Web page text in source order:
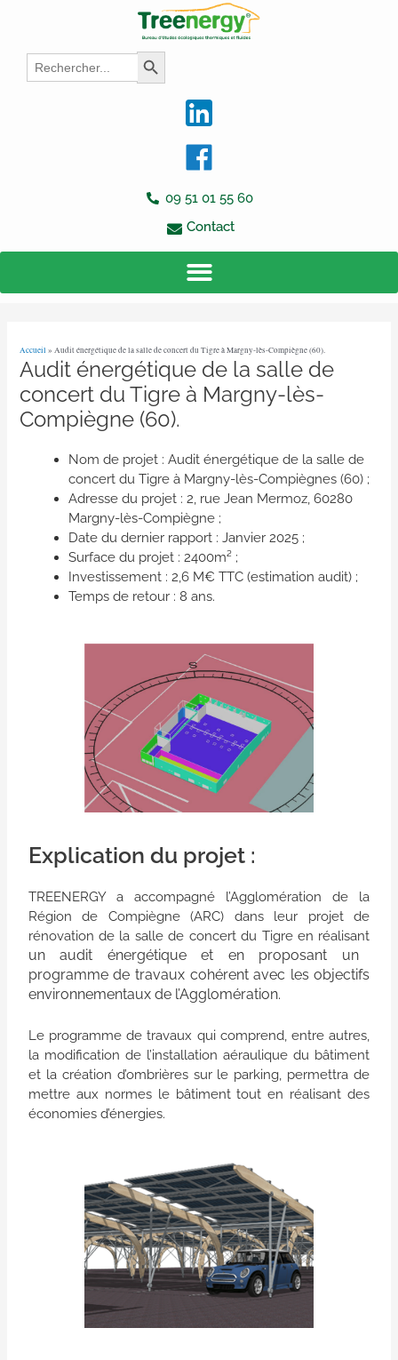
Search
for:
Search Button
09 51 01 55 60
Contact
Accueil » Audit énergétique de la salle de concert du Tigre à Margny-lès-Compiègne (60).
Audit énergétique de la salle de
concert du Tigre à Margny-lès-
Compiègne (60).
Nom de projet : Audit énergétique de la salle de
concert du Tigre à Margny-lès-Compiègnes (60) ;
Adresse du projet : 2, rue Jean Mermoz, 60280
Margny-lès-Compiègne ;
Date du dernier rapport : Janvier 2025 ;
Surface du projet : 2400m² ;
Investissement : 2,6 M€ TTC (estimation audit) ;
Temps de retour : 8 ans.
Explication du projet :
TREENERGY a accompagné l’Agglomération de la
Région de Compiègne (ARC) dans leur projet de
rénovation de la salle de concert du Tigre en réalisant
un audit énergétique et en proposant un
programme de travaux cohérent avec les objectifs
environnementaux de l’Agglomération.
Le programme de travaux qui comprend, entre autres,
la modification de l’installation aéraulique du bâtiment
et la création d’ombrières sur le parking, permettra de
mettre aux normes le bâtiment tout en réalisant des
économies d’énergies.